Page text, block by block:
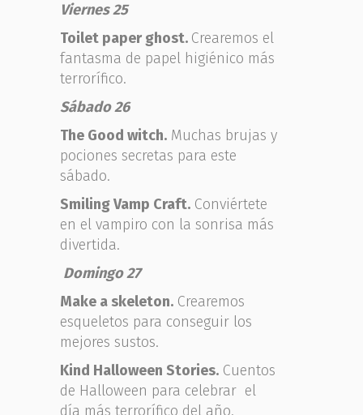
Viernes 25
Toilet paper ghost. Crearemos el
fantasma de papel higiénico más
terrorífico.
Sábado 26
The Good witch. Muchas brujas y
pociones secretas para este
sábado.
Smiling Vamp Craft. Conviértete
en el vampiro con la sonrisa más
divertida.
Domingo 27
Make a skeleton. Crearemos
esqueletos para conseguir los
mejores sustos.
Kind Halloween Stories. Cuentos
de Halloween para celebrar el
día más terrorífico del año.